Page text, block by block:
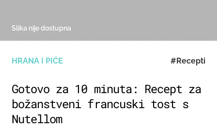
HRANA I PIĆE #Recepti
Gotovo za 10 minuta: Recept za
božanstveni francuski tost s
Nutellom
Slika nije dostupna